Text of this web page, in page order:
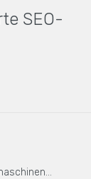
SEO-